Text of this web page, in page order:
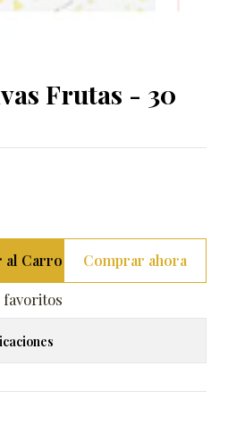
Frutas - 30
al Carro Comprar ahora
favoritos